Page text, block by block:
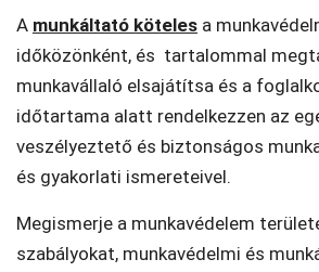
A munkáltató köteles a
időközönként, és tartalommal
munkavállaló elsajátítsa és a
időtartama alatt rendelkezzen az
veszélyeztető és biztonságos
és gyakorlati ismereteivel.
Megismerje a munkavédelem
szabályokat, munkavédelmi és